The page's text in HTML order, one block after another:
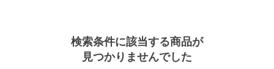
検索条件に該当する商品が
見つかりませんでした